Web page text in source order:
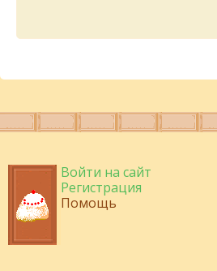
Войти на сайт
Регистрация
Помощь